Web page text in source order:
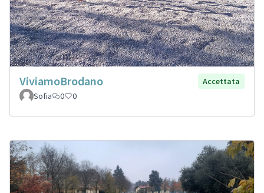
ViviamoBrodano
Accettata
Sofia
0 0